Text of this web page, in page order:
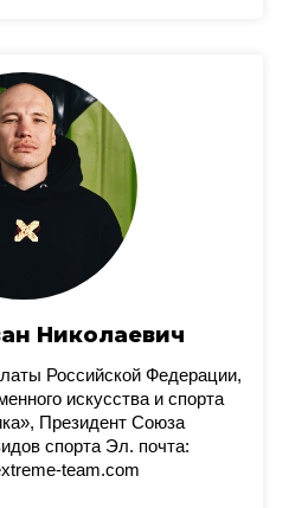
Николаевич
Российской Федерации,
искусства и спорта
Президент Союза
спорта Эл. почта:
team.com